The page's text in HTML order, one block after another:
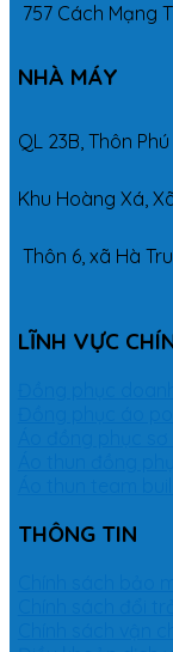
757 Cách Mạng
NHÀ MÁY
QL 23B, Thôn
Khu Hoàng Xá,
Thôn 6, xã Hà
LĨNH VỰC
THÔNG TIN